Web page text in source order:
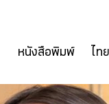
หนังสือพิมพ์ ไท